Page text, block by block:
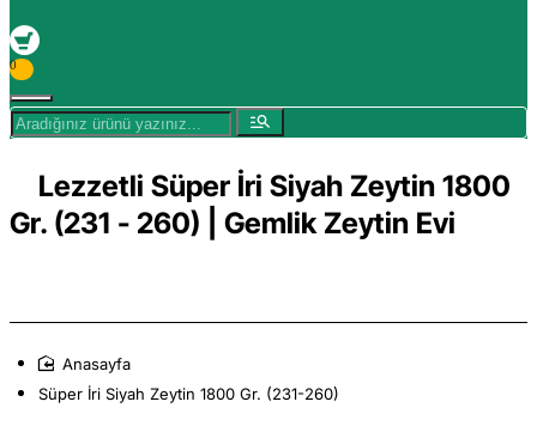
0
Aradığınız
ürünü
Lezzetli Süper İri Siyah Zeytin 1800
Gr. (231 - 260) | Gemlik Zeytin Evi
Süper İri Siyah Zeytin 1800 Gr. (231-260)